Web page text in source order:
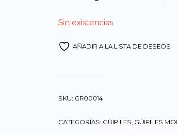
Sin existencias
AÑADIR A LA LISTA DE DESEOS
SKU: GR00014
CATEGORÍAS: GÜIPILES GÜIPILES